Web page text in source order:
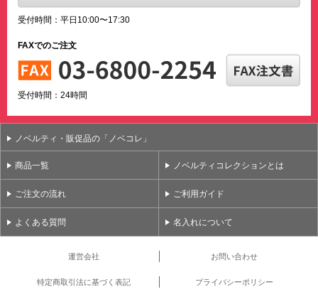
受付時間：平日10:00〜17:30
FAXでのご注文
受付時間：24時間
ノベルティ・販促品の「ノベコレ」
商品一覧 ノベルティコレクションとは
ご注文の流れ ご利用ガイド
よくある質問 名入れについて
運営会社 お問い合わせ
特定商取引法に基づく表記 プライバシーポリシー